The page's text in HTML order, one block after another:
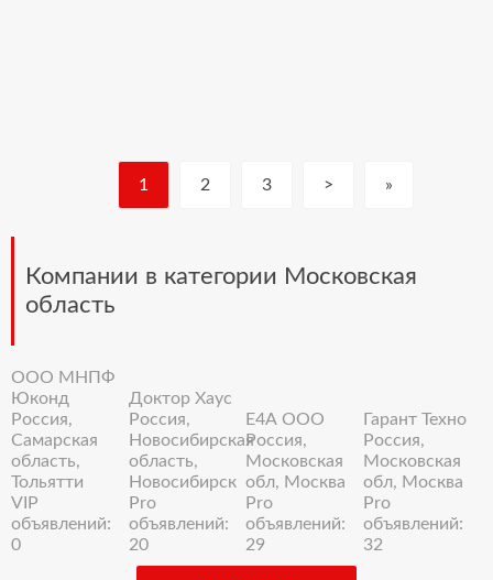
1 2 3 > »
Компании в категории Московская
область
ООО МНПФ
Юконд
Россия,
Самарская
область,
Тольятти
VIP
объявлений:
0
Доктор Хаус
Россия,
Новосибирская
область,
Новосибирск
Pro
объявлений:
20
Е4А ООО
Россия,
Московская
обл, Москва
Pro
объявлений:
29
Гарант Техно
Россия,
Московская
обл, Москва
Pro
объявлений:
32